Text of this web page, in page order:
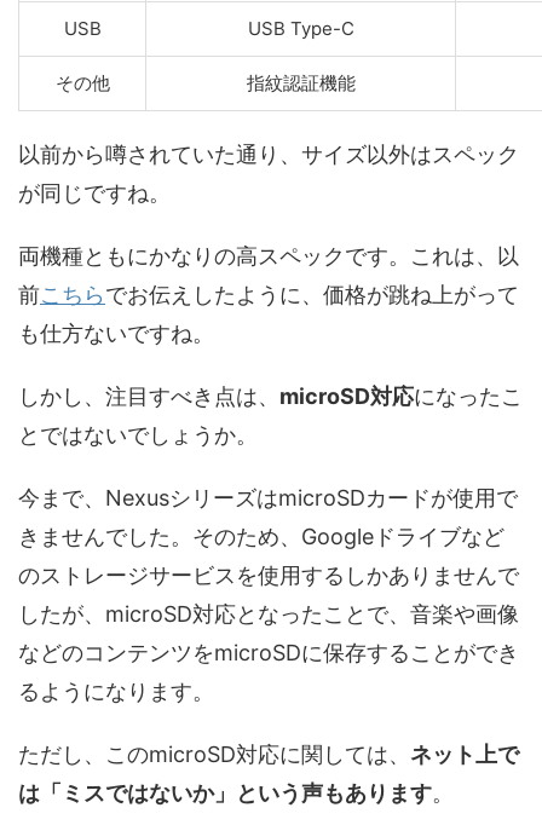
USB USB Type-C
その他 指紋認証機能
以前から噂されていた通り、サイズ以外はスペック
が同じですね。
両機種ともにかなりの高スペックです。これは、以
前こちらでお伝えしたように、価格が跳ね上がって
も仕方ないですね。
しかし、注目すべき点は、 microSD対応になったこ
とではないでしょうか。
今まで、NexusシリーズはmicroSDカードが使用で
きませんでした。そのため、Googleドライブなど
のストレージサービスを使用するしかありませんで
したが、microSD対応となったことで、音楽や画像
などのコンテンツをmicroSDに保存することができ
るようになります。
ただし、このmicroSD対応に関しては、 ネット上で
は「ミスではないか」という声もあります。